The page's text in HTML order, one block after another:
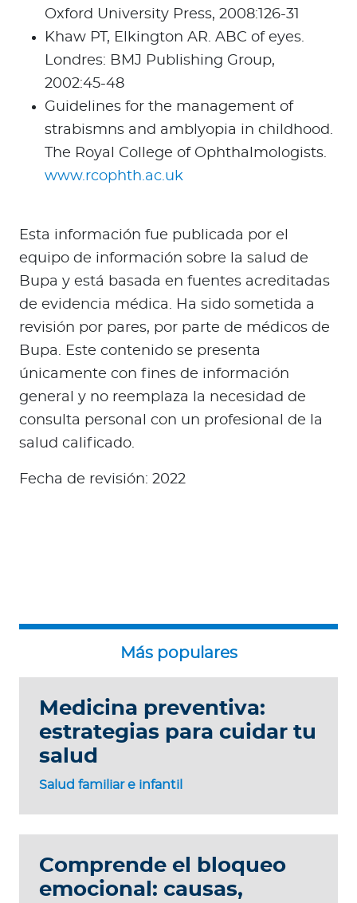
Oxford University Press, 2008:126-31
Khaw PT, Elkington AR. ABC of eyes.
Londres: BMJ Publishing Group,
2002:45-48
Guidelines for the management of
strabismns and amblyopia in childhood.
The Royal College of Ophthalmologists.
www.rcophth.ac.uk
Esta información fue publicada por el
equipo de información sobre la salud de
Bupa y está basada en fuentes acreditadas
de evidencia médica. Ha sido sometida a
revisión por pares, por parte de médicos de
Bupa. Este contenido se presenta
únicamente con fines de información
general y no reemplaza la necesidad de
consulta personal con un profesional de la
salud calificado.
Fecha de revisión: 2022
Salud familiar e infantil
Medicina preventiva:
estrategias para cuidar tu
salud
Comprende el bloqueo
emocional: causas,